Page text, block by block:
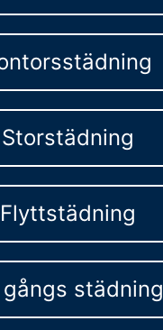
Storstädning
Flyttstädning
gångs städning